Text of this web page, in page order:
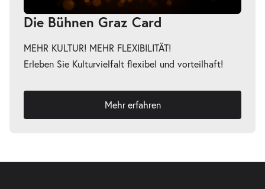
Die Bühnen Graz Card
MEHR KULTUR! MEHR FLEXIBILITÄT!
Erleben Sie Kulturvielfalt flexibel und vorteilhaft!
Mehr erfahren